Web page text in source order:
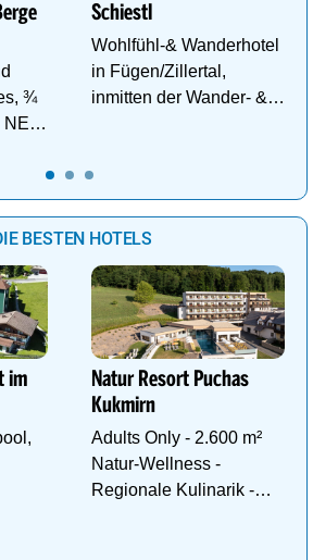
¾
Schiestl
Wohlfühl-& Wanderhotel
in Fügen/Zillertal,
inmitten der Wander- &
BESTEN HOTELS
im Natur Resort Puchas
Kukmirn
Adults Only - 2.600 m²
Natur-Wellness -
Regionale Kulinarik -